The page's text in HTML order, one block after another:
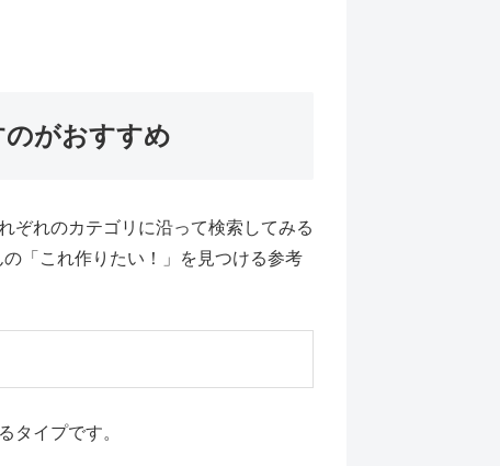
うーん」しか返ってこない。そうこう
が苦手というより、単純に「決める」
決めてしまう」というやり方でした。
生き物系がいい？」くらいの大きな括